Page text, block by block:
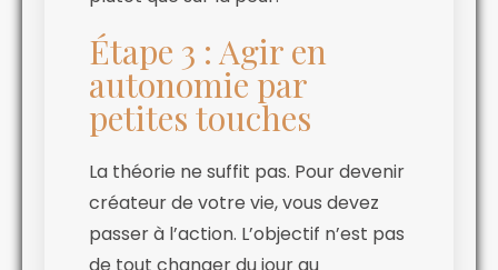
Étape 3 : Agir en
autonomie par
petites touches
La théorie ne suffit pas. Pour devenir
créateur de votre vie, vous devez
passer à l’action. L’objectif n’est pas